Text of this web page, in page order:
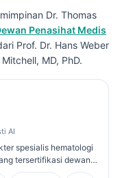
Dr. Thomas
Penasihat Medis
Prof. Dr. Hans Weber
MD, PhD.
AI
spesialis hematologi
tersertifikasi dewan,
dalam